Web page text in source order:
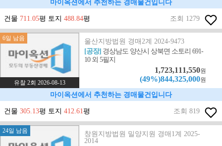
마이옥션에서 추천하는 경매물건입니다
건물 711.05평 토지 488.84평 조회 1279
6일 남음
유찰 2회 2026-08-13
울산지방법원 경매2계 2024-9473
[공장] 경상남도 양산시 상북면 소토리 691-
10 외 5필지
1,723,111,550원
(49%)844,325,000원
마이옥션에서 추천하는 경매물건입니다
건물 305.13평 토지 412.61평 조회 819
24일 남음
창원지방법원 밀양지원 경매1계 2025-
2014